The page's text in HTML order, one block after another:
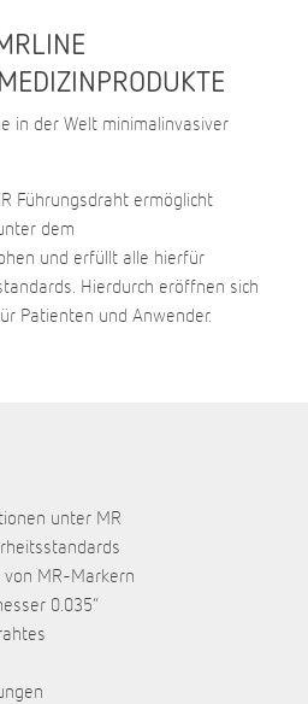
in der Welt minimalinvasiver
Führungsdraht ermöglicht
dem
und erfüllt alle hierfür
Hierdurch eröffnen sich
Patienten und Anwender.
unter MR
MR-Markern
0.035”